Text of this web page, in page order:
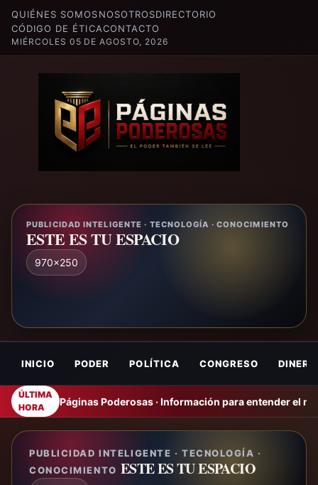
QUIÉNES SOMOSNOSOTROSDIRECTORIO
CÓDIGO DE ÉTICACONTACTO
MIÉRCOLES 05 DE AGOSTO, 2026
PUBLICIDAD INTELIGENTE · TECNOLOGÍA · CONOCIMIENTO
ESTE ES TU ESPACIO
970x250
INICIO PODER POLÍTICA CONGRESO DINERO
ÚLTIMA
HORA
Páginas Poderosas · Información para entender el
PUBLICIDAD INTELIGENTE · TECNOLOGÍA ·
CONOCIMIENTO ESTE ES TU ESPACIO